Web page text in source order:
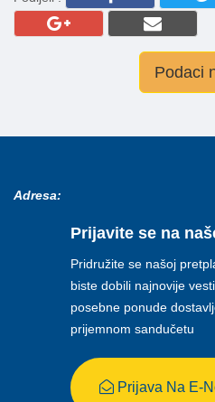
Podaci
Adresa:
Prijavite se na
Pridružite se našoj
biste dobili najnovije
posebne ponude
prijemnom sandučetu
Prijava Na E-